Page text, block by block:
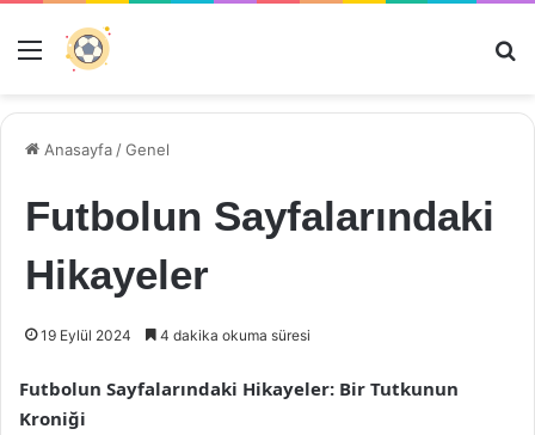
Menü
Anasayfa /Genel
Futbolun Sayfalarındaki
Hikayeler
19 Eylül 2024 4 dakika okuma süresi
Futbolun Sayfalarındaki Hikayeler: Bir Tutkunun
Kroniği